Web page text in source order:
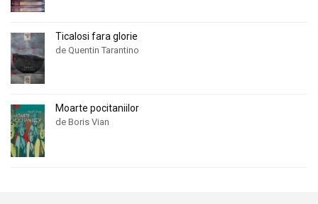
Ticalosi fara glorie
de Quentin Tarantino
Moarte pocitaniilor
de Boris Vian